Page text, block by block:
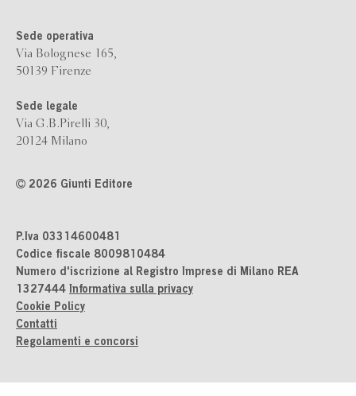
Sede operativa
Via Bolognese 165,
50139 Firenze
Sede legale
Via G.B.Pirelli 30,
20124 Milano
2026 Giunti Editore
P.Iva 03314600481
Codice fiscale 8009810484
Numero d'iscrizione al Registro Imprese di Milano REA
1327444 Informativa sulla privacy
Cookie Policy
Contatti
Regolamenti e concorsi